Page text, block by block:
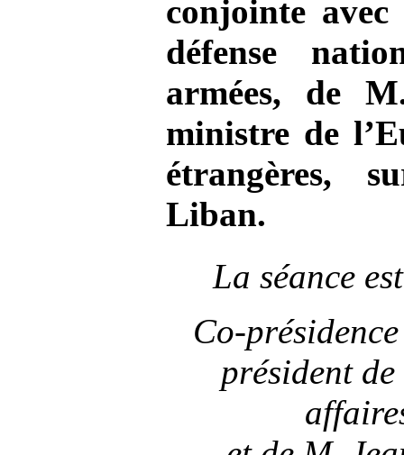
conjointe
défense
armées, de
ministre de
étrangères,
Liban.
La séance
Co-
président